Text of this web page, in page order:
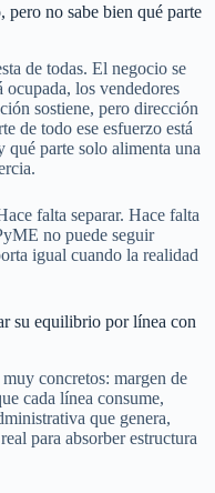
pero no sabe bien qué parte
de todas. El negocio se
ocupada, los vendedores
sostiene, pero dirección
de todo ese esfuerzo está
qué parte solo alimenta una
falta separar. Hace falta
no puede seguir
igual cuando la realidad
su equilibrio por línea con
concretos: margen de
cada línea consume,
que genera,
para absorber estructura